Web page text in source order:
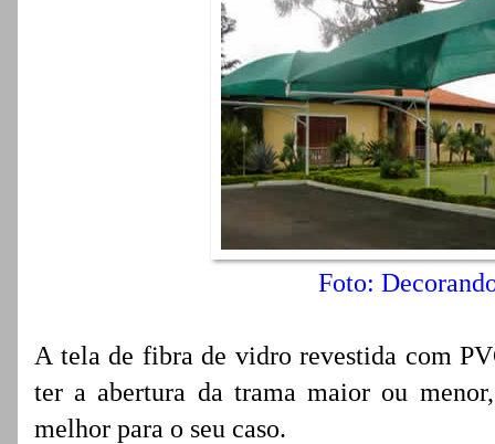
Foto:
A tela de fibra de vidro revestida com
ter a abertura da trama maior ou
melhor para o seu caso.